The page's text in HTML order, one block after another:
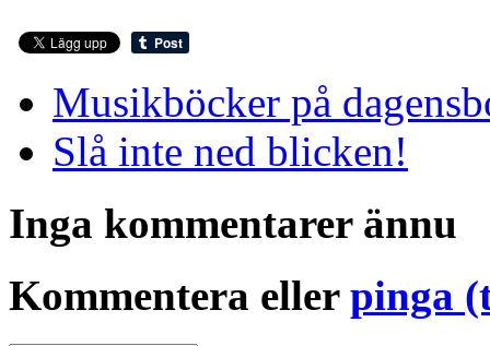
Musikböcker på
Slå inte ned blicken!
Inga kommentarer ännu
Kommentera eller pinga